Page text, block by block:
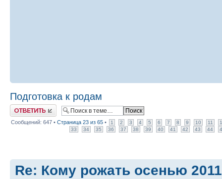
Подготовка к родам
Ответить
Сообщений: 647 • Страница 23 из 65 • 1 2 3 4 5 6 7 8 9 10 11
33
34 35 36 37 38 39 40 41 42 43 44
Re: Кому рожать осенью